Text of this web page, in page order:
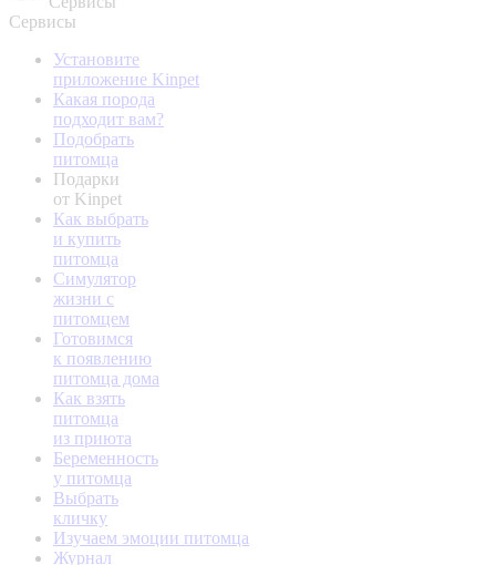
Сервисы
Установите
приложение Kinpet
Какая порода
подходит вам?
Подобрать
питомца
Подарки
от Kinpet
Как выбрать
и купить
питомца
Симулятор
жизни с
питомцем
Готовимся
к появлению
питомца дома
Как взять
питомца
из приюта
Беременность
у питомца
Выбрать
кличку
Изучаем эмоции питомца
Журнал